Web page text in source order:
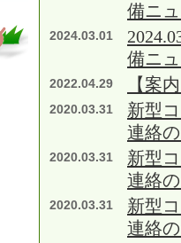
備ニ
2024.03.01
備ニ
2022.04.29 【案
2020.03.31
新型
連絡
2020.03.31
新型
連絡
2020.03.31
新型
連絡